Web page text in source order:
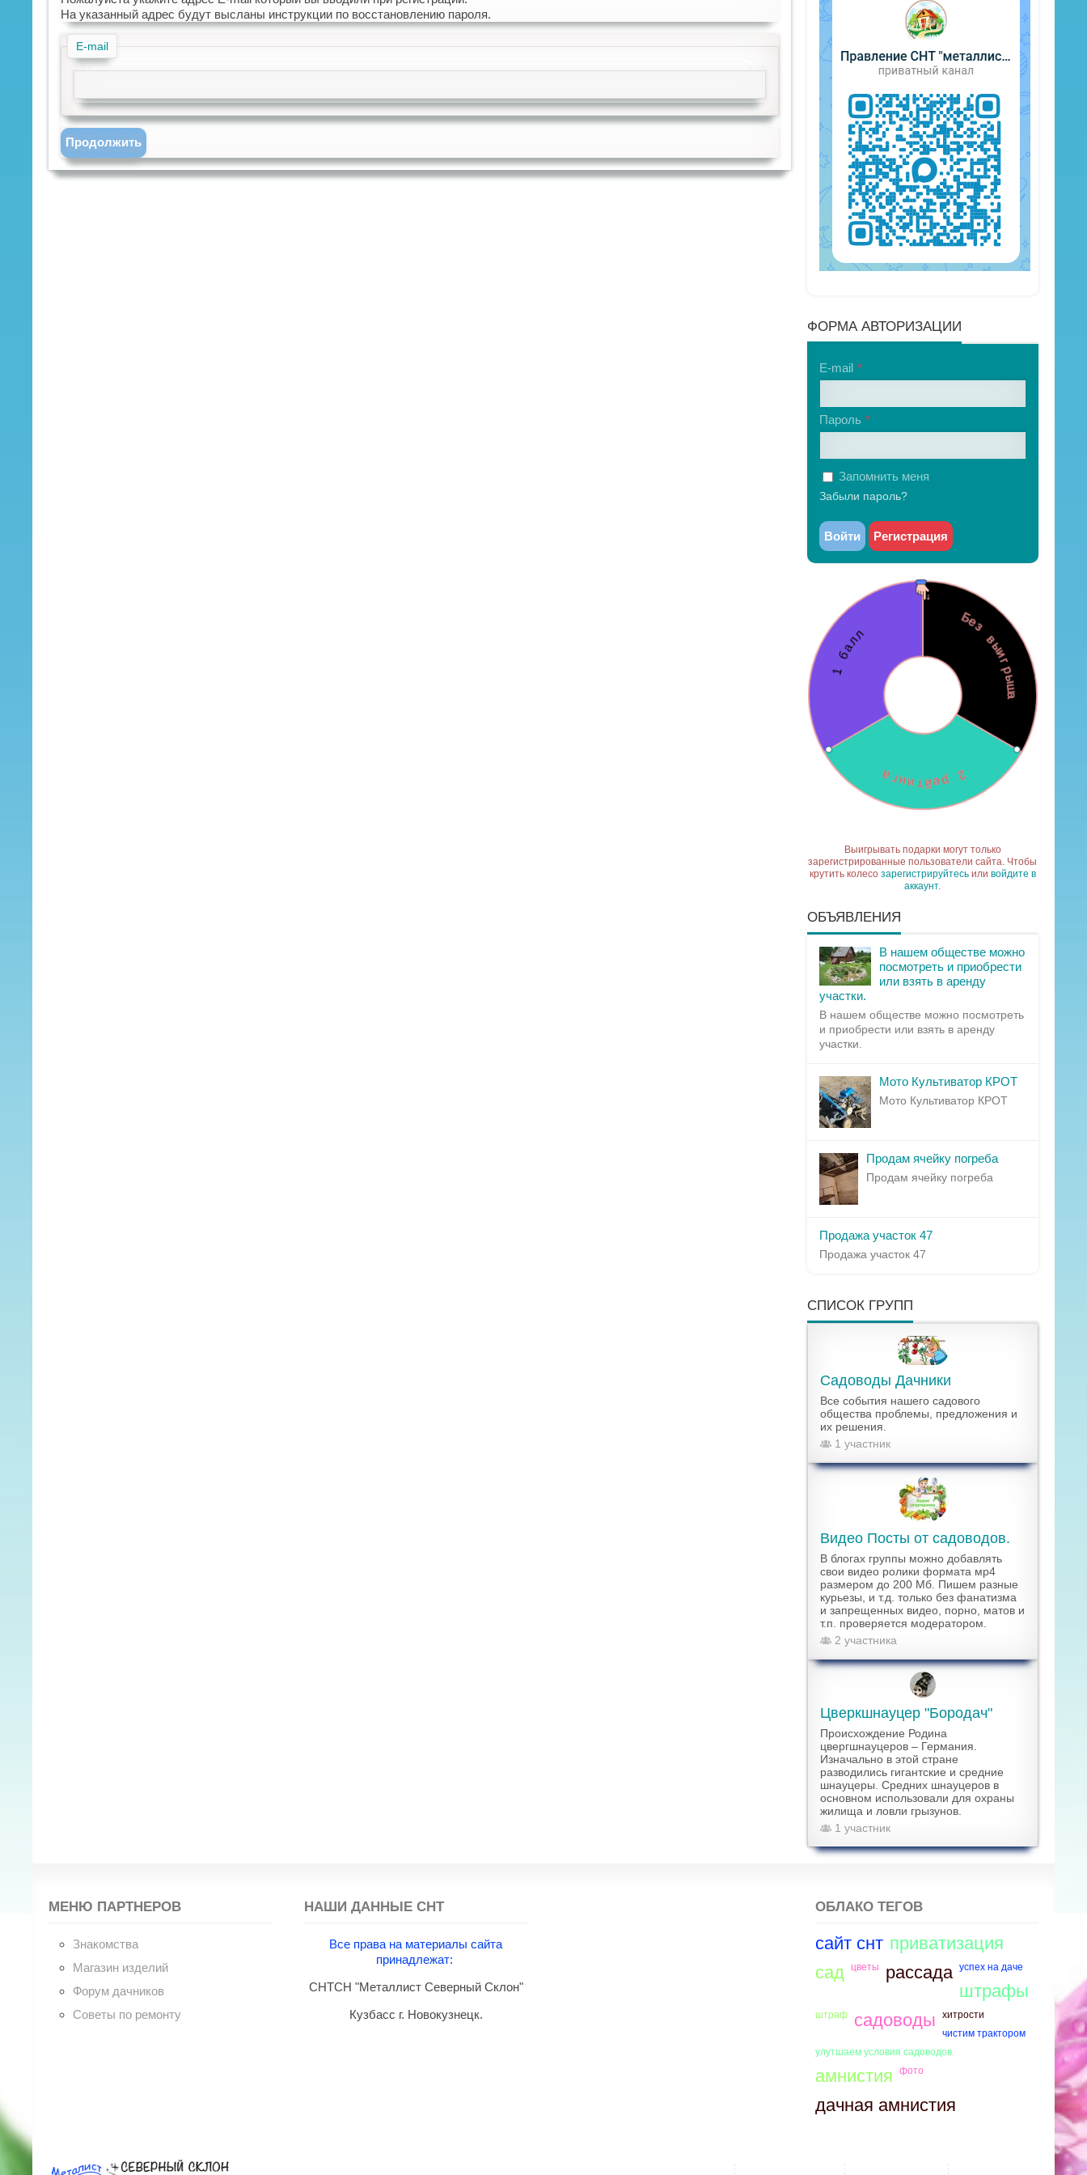
На указанный адрес будут высланы инструкции по восстановлению пароля.
E-mail
Продолжить
ФОРМА АВТОРИЗАЦИИ
E-mail
Пароль
Запомнить меня
Забыли пароль?
Войти Регистрация
Выигрывать подарки могут только
зарегистрированные пользователи сайта. Чтобы
крутить колесо зарегистрируйтесьили войдите в
аккаунт.
ОБЪЯВЛЕНИЯ
В нашем обществе можно
посмотреть и приобрести
или взять в аренду
участки.
В нашем обществе можно посмотреть
и приобрести или взять в аренду
участки.
Мото Культиватор КРОТ
Мото Культиватор КРОТ
Продам ячейку погреба
Продам ячейку погреба
Продажа участок 47
Продажа участок 47
СПИСОК ГРУПП
Садоводы Дачники
Все события нашего садового
общества проблемы, предложения и
их решения.
1 участник
Видео Посты от садоводов.
В блогах группы можно добавлять
свои видео ролики формата мр4
размером до 200 Мб. Пишем разные
курьезы, и т.д. только без фанатизма
и запрещенных видео, порно, матов и
т.п. проверяется модератором.
2 участника
Цверкшнауцер "Бородач"
Происхождение Родина
цвергшнауцеров – Германия.
Изначально в этой стране
разводились гигантские и средние
шнауцеры. Средних шнауцеров в
основном использовали для охраны
жилища и ловли грызунов.
1 участник
МЕНЮ ПАРТНЕРОВ
Знакомства
Магазин изделий
Форум дачников
Советы по ремонту
НАШИ ДАННЫЕ СНТ
Все права на материалы сайта
принадлежат:
СНТСН "Металлист Северный Склон"
Кузбасс г. Новокузнецк.
ОБЛАКО ТЕГОВ
сайт снт приватизация
сад цветы рассада успех на даче
штрафы
штраф садоводы
хитрости
чистим трактором
улутшаем условия садоводов.
амнистия фото
дачная амнистия